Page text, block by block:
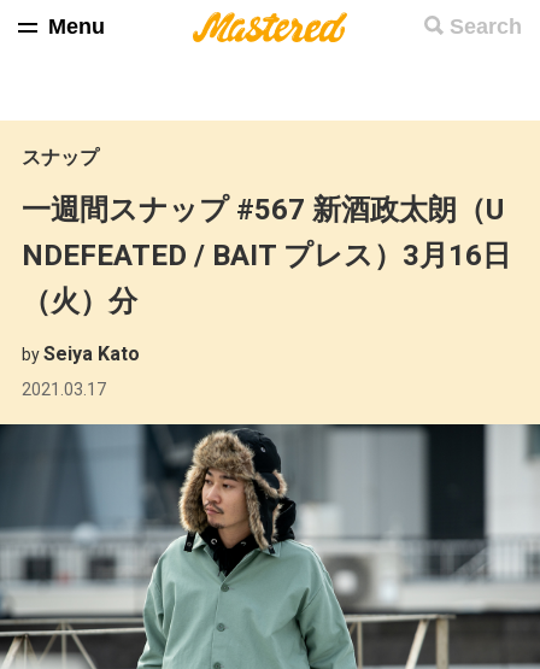
Search
Menu
スナップ
一週間スナップ #567 新酒政太朗（U
NDEFEATED / BAIT プレス）3月16日
（火）分
bySeiya Kato
2021.03.17